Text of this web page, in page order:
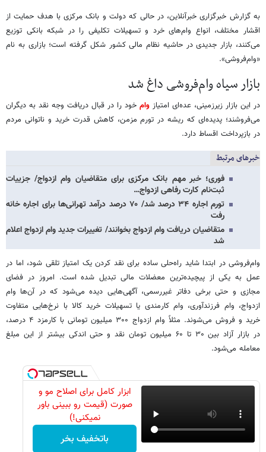
به گزارش خبرگزاری خبرآنلاین، در حالی که دولت و بانک مرکزی با هدف حمایت از
اقشار مختلف، انواع وام‌های خرد و تسهیلات تکلیفی را در شبکه بانکی توزیع
می‌کنند، بازار جدیدی در حاشیه نظام مالی کشور شکل گرفته است؛ بازاری به نام
«وام‌فروشی».
بازار سیاه وام‌فروشی داغ شد
در این بازار زیرزمینی، عده‌ای امتیاز وام خود را در قبال دریافت وجه نقد به دیگران
می‌فروشند؛ پدیده‌ای که ریشه در تورم مزمن، کاهش قدرت خرید و ناتوانی مردم
در بازپرداخت اقساط دارد.
خبرهای مرتبط
فوری؛ خبر مهم بانک مرکزی برای متقاضیان وام ازدواج/ جزییات
ثبت‌نام کارت رفاهی ازدواج…
تورم اجاره ۳۴ درصد شد/ ۷۰ درصد درآمد تهرانی‌ها برای اجاره خانه
رفت
متقاضیان دریافت وام ازدواج بخوانند/ تغییرات جدید وام ازدواج اعلام
شد
وام‌فروشی در ابتدا شاید راه‌حلی ساده برای نقد کردن یک امتیاز تلقی شود، اما در
عمل به یکی از پیچیده‌ترین معضلات مالی تبدیل شده است. امروز در فضای
مجازی و حتی برخی دفاتر غیررسمی، آگهی‌هایی دیده می‌شود که در آن‌ها وام
ازدواج، وام فرزندآوری، وام کارمندی یا تسهیلات خرید کالا با نرخ‌هایی متفاوت
خرید و فروش می‌شوند. مثلاً وام ازدواج ۳۰۰ میلیون تومانی با کارمزد ۴ درصد،
در بازار آزاد بین ۳۰ تا ۶۰ میلیون تومان نقد و حتی اندکی بیشتر از این مبلغ
معامله می‌شود.
ابزار کامل برای اصلاح مو و
صورت (قیمت رو ببینی باور
نمیکنی!)
باتخفیف بخر